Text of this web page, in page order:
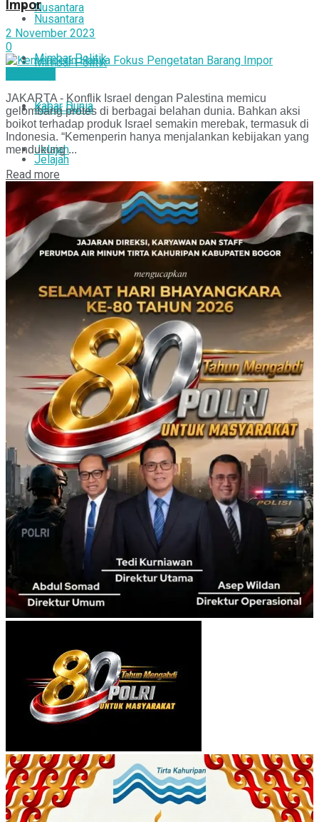
Nusantara
Mimbar Politik
Kabar Dunia
Jelajah
Persepsi
Bogor Pisan
Info Pak Kades
Info Pak Lurah
No Result
View All Result
Nusantara
Mimbar Politik
Kabar Dunia
Jelajah
Persepsi
Bogor Pisan
Info Pak Kades
Info Pak Lurah
No Result
View All Result
Impor
2 November 2023
0
JAKARTA - Konflik Israel dengan Palestina memicu
gelombang protes di berbagai belahan dunia. Bahkan aksi
boikot terhadap produk Israel semakin merebak, termasuk di
Indonesia. “Kemenperin hanya menjalankan kebijakan yang
mendukung ...
Read more